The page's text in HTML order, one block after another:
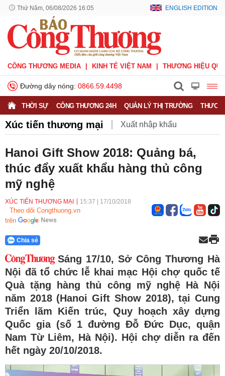
Thứ Năm, 06/08/2026 16:05 ENGLISH EDITION
CÔNG THƯƠNG MEDIA KINH TẾ VIỆT NAM THƯƠNG HIỆU
Đường dây nóng: 0866.59.4498
THỜI SỰ CÔNG THƯƠNG 24H QUẢN LÝ THỊ TRƯỜNG
Xúc tiến thương mại Xuất nhập khẩu
Xuất xứ hàng hóa Xúc tiến thương mại
Thương mại điện tử
Hanoi Gift Show 2018: Quảng bá,
thúc đẩy xuất khẩu hàng thủ công
mỹ nghệ
XÚC TIẾN THƯƠNG MẠI 15:37 17/10/2018
Theo dõi Congthuong.vn
trên
Chia sẻ
Sáng 17/10, Sở Công Thương Hà
Nội đã tổ chức lễ khai mạc Hội chợ quốc tế
Quà tặng hàng thủ công mỹ nghệ Hà Nội
năm 2018 (Hanoi Gift Show 2018), tại Cung
Triển lãm Kiến trúc, Quy hoạch xây dựng
Quốc gia (số 1 đường Đỗ Đức Dục, quận
Nam Từ Liêm, Hà Nội). Hội chợ diễn ra đến
hết ngày 20/10/2018.